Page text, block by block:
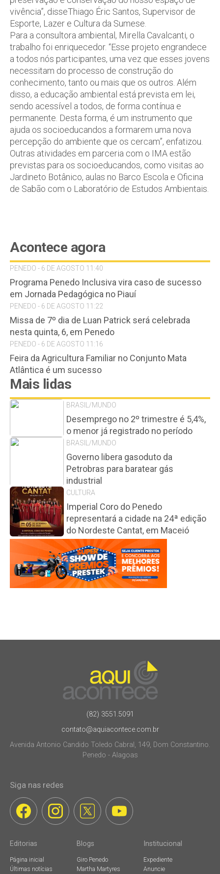
vivência”, disseThiago Éric Santos, Supervisor de
Esporte, Lazer e Cultura da Sumese.
Para a consultora ambiental, Mirella Cavalcanti, o
trabalho foi enriquecedor. “Esse projeto engrandece
a todos nós participantes, uma vez que esses jovens
necessitam do processo de construção do
conhecimento, tanto ou mais que os outros. Além
disso, a educação ambiental está prevista em lei,
sendo acessível a todos, de forma contínua e
permanente. Desta forma, é um instrumento que
ajuda os socioeducandos a formarem uma nova
percepção do ambiente que os cercam”, enfatizou.
Outras atividades em parceria com o IMA estão
previstas para os socioeducandos, como visitas ao
Jardineto Botânico, aulas no Barco Escola e Oficina
de Sabão com o Laboratório de Estudos Ambientais.
Acontece agora
PENEDO - 6 DE AGOSTO 11:40
Programa Penedo Inclusiva vira caso de sucesso
em Jornada Pedagógica no Piauí
PENEDO - 6 DE AGOSTO 11:22
Missa de 7º dia de Luan Patrick será celebrada
nesta quinta, 6, em Penedo
PENEDO - 6 DE AGOSTO 11:16
Feira da Agricultura Familiar no Conjunto Mata
Atlântica é um sucesso
Mais lidas
BRASIL/MUNDO
Desemprego no 2º trimestre é 5,4%,
o menor já registrado no período
BRASIL/MUNDO
Governo libera gasoduto da
Petrobras para baratear gás
industrial
CULTURA
Imperial Coro do Penedo
representará a cidade na 24ª edição
do Nordeste Cantat, em Maceió
(82) 3551.5091
contato@aquiacontece.com.br
Avenida Antonio Candido Toledo Cabral, 149, Dom Constantino.
Penedo - Alagoas
Siga nas redes
Editorias
Página inicial
Últimas notícias
Blogs
Giro Penedo
Martha Martyres
Institucional
Expediente
Anuncie